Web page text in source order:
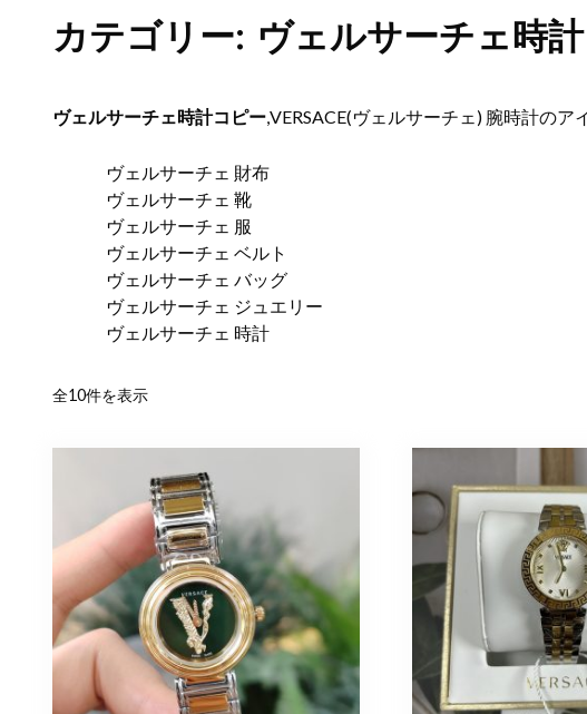
カテゴリー: ヴェルサーチェ時
ヴェルサーチェ時計コピー,VERSACE(ヴェルサーチェ) 腕時計のア
ヴェルサーチェ 財布
ヴェルサーチェ 靴
ヴェルサーチェ 服
ヴェルサーチェ ベルト
ヴェルサーチェ バッグ
ヴェルサーチェ ジュエリー
ヴェルサーチェ 時計
全10件を表示新
い
順